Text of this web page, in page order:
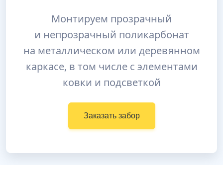
Монтируем прозрачный
и непрозрачный поликарбонат
на металлическом или деревянном
каркасе, в том числе с элементами
ковки и подсветкой
Заказать забор